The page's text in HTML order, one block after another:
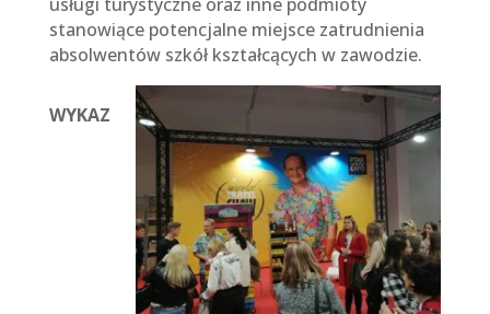
stanowiące potencjalne miejsce zatrudnienia
absolwentów szkół kształcących w zawodzie.
WYKAZ